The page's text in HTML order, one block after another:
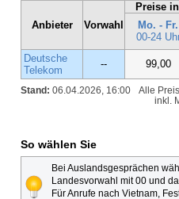
Anbieter Vorwahl
Preise
Mo. - Fr.
00-24
Deutsche
Telekom
-- 99,00
Stand: 06.04.2026, 16:00
Alle
inkl.
So wählen Sie
Bei Auslandsgesprächen
Landesvorwahl mit 00 und
Für Anrufe nach Vietnam,